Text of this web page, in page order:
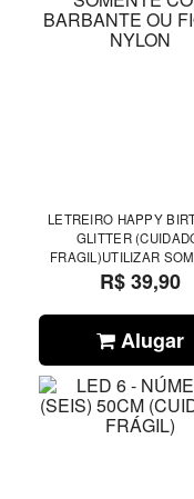
LETREIRO HAPPY
GLITTER
FRAGIL)UTILIZAR
COM BARBANTE OU
NYLON
R$ 39,90
Alugar